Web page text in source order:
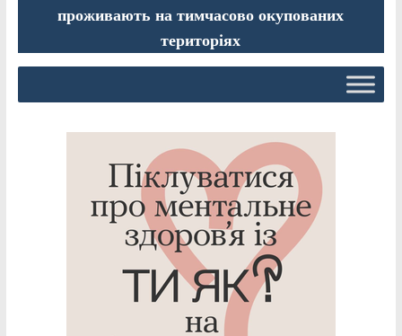
проживають на тимчасово окупованих
територіях